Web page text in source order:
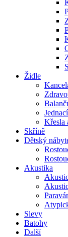
Židle
Křesla
Skříně
Dětský
Akustika
Slevy
Batohy
Další